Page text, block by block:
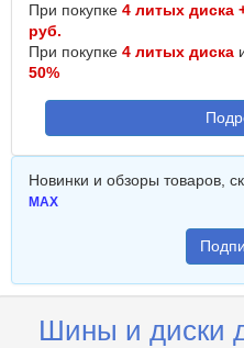
При покупке 4 литых диска
руб.
При покупке 4 литых диска
50%
Новинки и обзоры товаров,
MAX
Шины и диски